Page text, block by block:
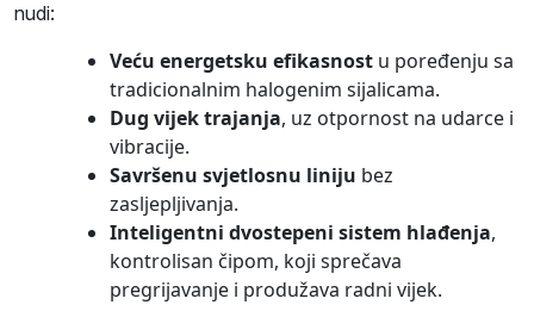
nudi:
Veću energetsku efikasnost u poređenju sa
tradicionalnim halogenim sijalicama.
Dug vijek trajanja, uz otpornost na udarce i
vibracije.
Savršenu svjetlosnu liniju bez
zasljepljivanja.
Inteligentni dvostepeni sistem hlađenja,
kontrolisan čipom, koji sprečava
pregrijavanje i produžava radni vijek.